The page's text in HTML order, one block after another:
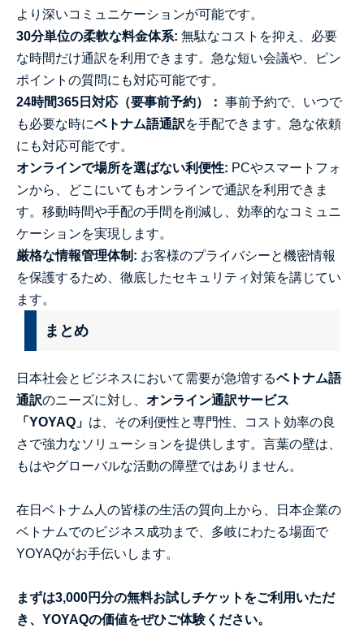
より深いコミュニケーションが可能です。
30分単位の柔軟な料金体系: 無駄なコストを抑え、必要
な時間だけ通訳を利用できます。急な短い会議や、ピン
ポイントの質問にも対応可能です。
24時間365日対応（要事前予約）： 事前予約で、いつで
も必要な時にベトナム語通訳を手配できます。急な依頼
にも対応可能です。
オンラインで場所を選ばない利便性: PCやスマートフォ
ンから、どこにいてもオンラインで通訳を利用できま
す。移動時間や手配の手間を削減し、効率的なコミュニ
ケーションを実現します。
厳格な情報管理体制: お客様のプライバシーと機密情報
を保護するため、徹底したセキュリティ対策を講じてい
ます。
まとめ
日本社会とビジネスにおいて需要が急増するベトナム語
通訳のニーズに対し、 オンライン通訳サービス
「YOYAQ」 は、その利便性と専門性、コスト効率の良
さで強力なソリューションを提供します。言葉の壁は、
もはやグローバルな活動の障壁ではありません。
在日ベトナム人の皆様の生活の質向上から、日本企業の
ベトナムでのビジネス成功まで、多岐にわたる場面で
YOYAQがお手伝いします。
まずは3,000円分の無料お試しチケットをご利用いただ
き、YOYAQの価値をぜひご体験ください。